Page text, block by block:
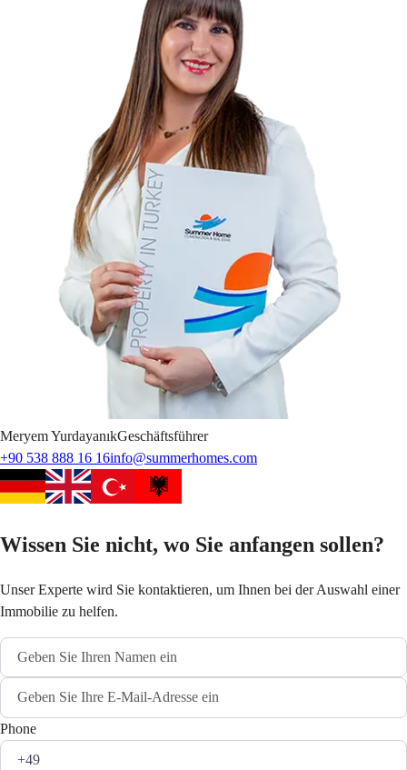
MeryemYurdayanıkGeschäftsführer
+90 538 888 16 16info@summerhomes.com
Wissen Sie nicht, wo Sie anfangen sollen?
Unser Experte wird Sie kontaktieren, um Ihnen bei der Auswahl einer
Immobilie zu helfen.
Phone